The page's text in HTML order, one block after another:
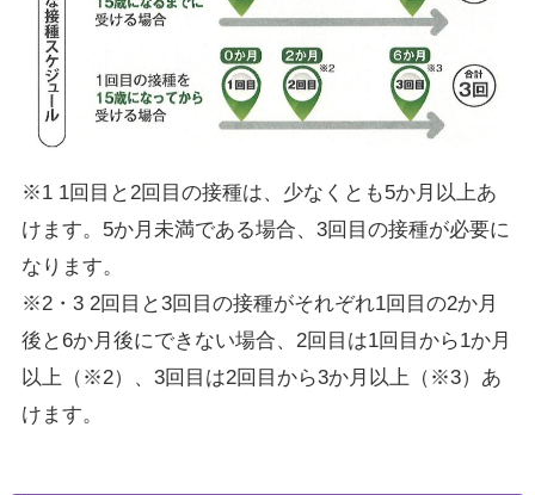
※1 1回目と2回目の接種は、少なくとも5か月以上あ
けます。5か月未満である場合、3回目の接種が必要に
なります。
※2・3 2回目と3回目の接種がそれぞれ1回目の2か月
後と6か月後にできない場合、2回目は1回目から1か月
以上（※2）、3回目は2回目から3か月以上（※3）あ
けます。